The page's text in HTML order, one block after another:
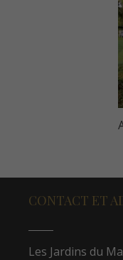
CONTACT ET
Les Jardins du